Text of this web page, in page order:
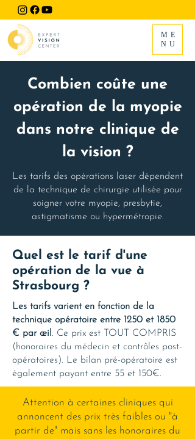
ME
NU
Combien coûte une
opération de la myopie
dans notre clinique de
la vision ?
Les tarifs des opérations laser dépendent
de la technique de chirurgie utilisée pour
soigner votre myopie, presbytie,
astigmatisme ou hypermétropie.
Quel est le tarif d'une
opération de la vue à
Strasbourg ?
Les tarifs varient en fonction de la
technique opératoire entre 1250 et 1850
€ par œil . Ce prix est TOUT COMPRIS
(honoraires du médecin et contrôles post-
opératoires). Le bilan pré-opératoire est
également payant entre 55 et 150€.
Attention à certaines cliniques qui
annoncent des prix très faibles ou "à
partir de" mais sans les honoraires du